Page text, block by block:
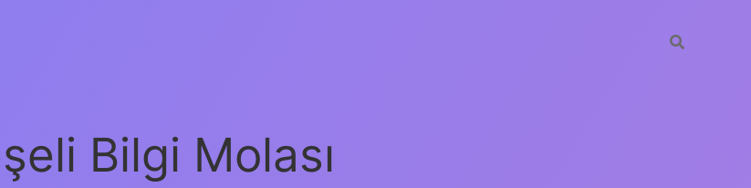
Bilgi Molası